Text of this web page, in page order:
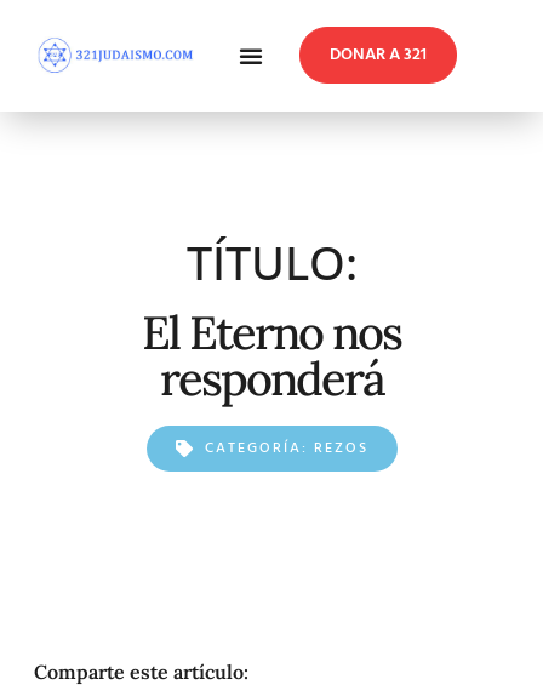
DONAR A 321
TÍTULO:
El Eterno nos
responderá
CATEGORÍA: REZOS
Comparte este artículo: